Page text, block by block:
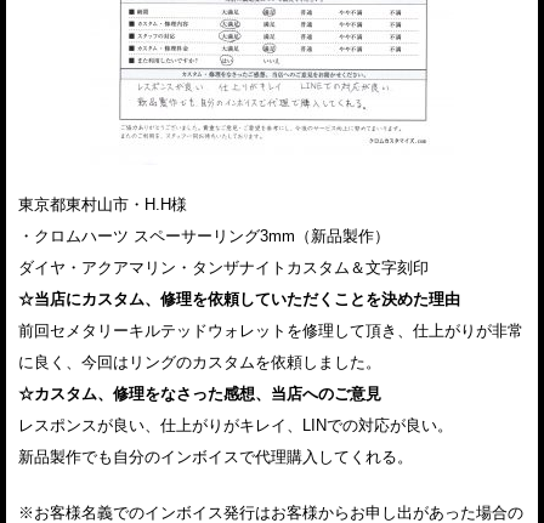
東京都東村山市・H.H様
・クロムハーツ スペーサーリング3mm（新品製作）
ダイヤ・アクアマリン・タンザナイトカスタム＆文字刻印
☆当店にカスタム、修理を依頼していただくことを決めた理由
前回セメタリーキルテッドウォレットを修理して頂き、仕上がりが非常
に良く、今回はリングのカスタムを依頼しました。
☆カスタム、修理をなさった感想、当店へのご意見
レスポンスが良い、仕上がりがキレイ、LINでの対応が良い。
新品製作でも自分のインボイスで代理購入してくれる。
※お客様名義でのインボイス発行はお客様からお申し出があった場合の